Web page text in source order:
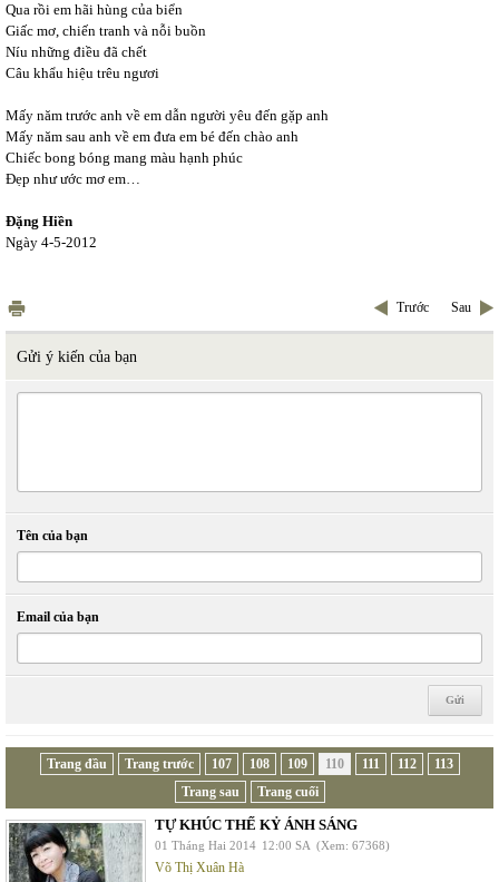
Qua rồi em hãi hùng của biển
Giấc mơ, chiến tranh và nỗi buồn
Níu những điều đã chết
Câu khẩu hiệu trêu ngươi
Mấy năm trước anh về em dẫn người yêu đến gặp anh
Mấy năm sau anh về em đưa em bé đến chào anh
Chiếc bong bóng mang màu hạnh phúc
Đẹp như ước mơ em…
Đặng Hiền
Ngày 4-5-2012
Trước Sau
Gửi ý kiến của bạn
Tên của bạn
Email của bạn
Trang đầu Trang trước 107 108 109 110 111 112
113
Trang sau
Trang cuối
TỰ KHÚC THẾ KỶ ÁNH SÁNG
01 Tháng Hai 2014 12:00 SA (Xem: 67368)
Võ Thị Xuân Hà